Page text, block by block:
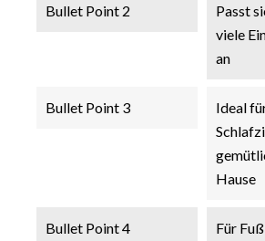
Bullet Point 2
Passt
viele
an
Bullet Point 3
Ideal
Hause
Bullet Point 4
Für